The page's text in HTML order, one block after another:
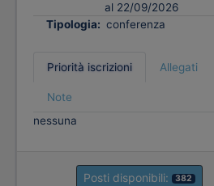
al 22/09/2026
Tipologia: conferenza
Priorità iscrizioni Allegati
Note
nessuna
Posti disponibili: 382